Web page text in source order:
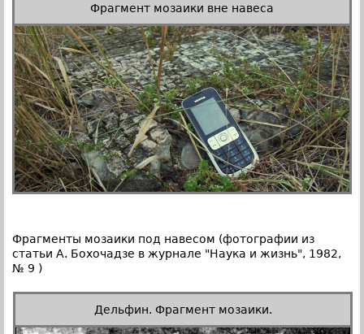
Фрагмент мозаики вне навеса
Фрагменты мозаики под навесом (фотографии из
статьи А. Бохочадзе в журнале "Наука и жизнь", 1982,
№ 9 )
Дельфин. Фрагмент мозаики.